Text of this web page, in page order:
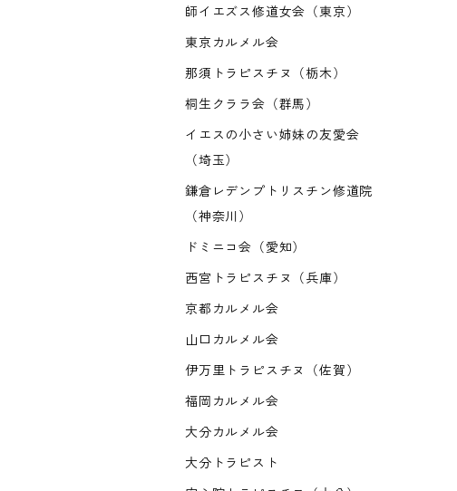
師イエズス修道女会（東京）
東京カルメル会
那須トラピスチヌ（栃木）
桐生クララ会（群馬）
イエスの小さい姉妹の友愛会
（埼玉）
鎌倉レデンプトリスチン修道院
（神奈川）
ドミニコ会（愛知）
西宮トラピスチヌ（兵庫）
京都カルメル会
山口カルメル会
伊万里トラピスチヌ（佐賀）
福岡カルメル会
大分カルメル会
大分トラピスト